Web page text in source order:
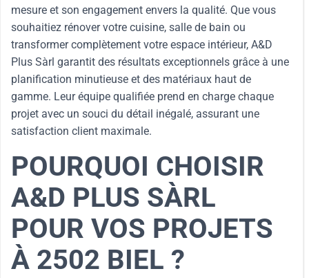
mesure et son engagement envers la qualité. Que vous
souhaitiez rénover votre cuisine, salle de bain ou
transformer complètement votre espace intérieur, A&D
Plus Sàrl garantit des résultats exceptionnels grâce à une
planification minutieuse et des matériaux haut de
gamme. Leur équipe qualifiée prend en charge chaque
projet avec un souci du détail inégalé, assurant une
satisfaction client maximale.
POURQUOI CHOISIR
A&D PLUS SÀRL
POUR VOS PROJETS
À 2502 BIEL ?